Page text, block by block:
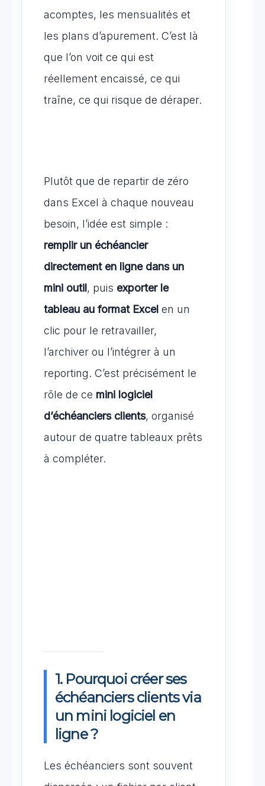
acomptes, les mensualités et
les plans d’apurement. C’est là
que l’on voit ce qui est
réellement encaissé, ce qui
traîne, ce qui risque de déraper.
Plutôt que de repartir de zéro
dans Excel à chaque nouveau
besoin, l’idée est simple :
remplir un échéancier
directement en ligne dans un
mini outil, puis exporter le
tableau au format Excel en un
clic pour le retravailler,
l’archiver ou l’intégrer à un
reporting. C’est précisément le
rôle de ce mini logiciel
d’échéanciers clients, organisé
autour de quatre tableaux prêts
à compléter.
1. Pourquoi créer ses
échéanciers clients via
un mini logiciel en
ligne ?
Les échéanciers sont souvent